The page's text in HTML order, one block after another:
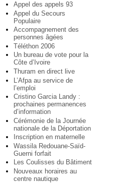
Appel des appels 93
Appel du Secours
Populaire
Accompagnement des
personnes âgées
Téléthon 2006
Un bureau de vote pour la
Côte d’Ivoire
Thuram en direct live
L’Afpa au service de
l’emploi
Cristino Garcia Landy :
prochaines permanences
d’information
Cérémonie de la Journée
nationale de la Déportation
Inscription en maternelle
Wassila Redouane-Saïd-
Guerni forfait
Les Coulisses du Bâtiment
Nouveaux horaires au
centre nautique